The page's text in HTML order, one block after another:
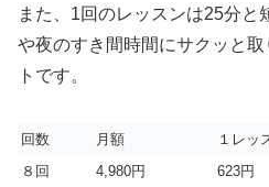
また、1回のレッスンは25分と
や夜のすき間時間にサクッと
トです。
回数 月額
１レッ
８回
4,980円 623円